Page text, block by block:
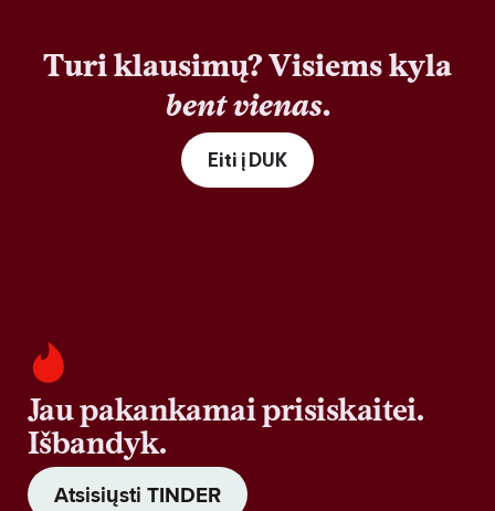
Turi klausimų? Visiems kyla
bent vienas.
Eiti į DUK
Jau pakankamai prisiskaitei.
Išbandyk.
Atsisiųsti TINDER